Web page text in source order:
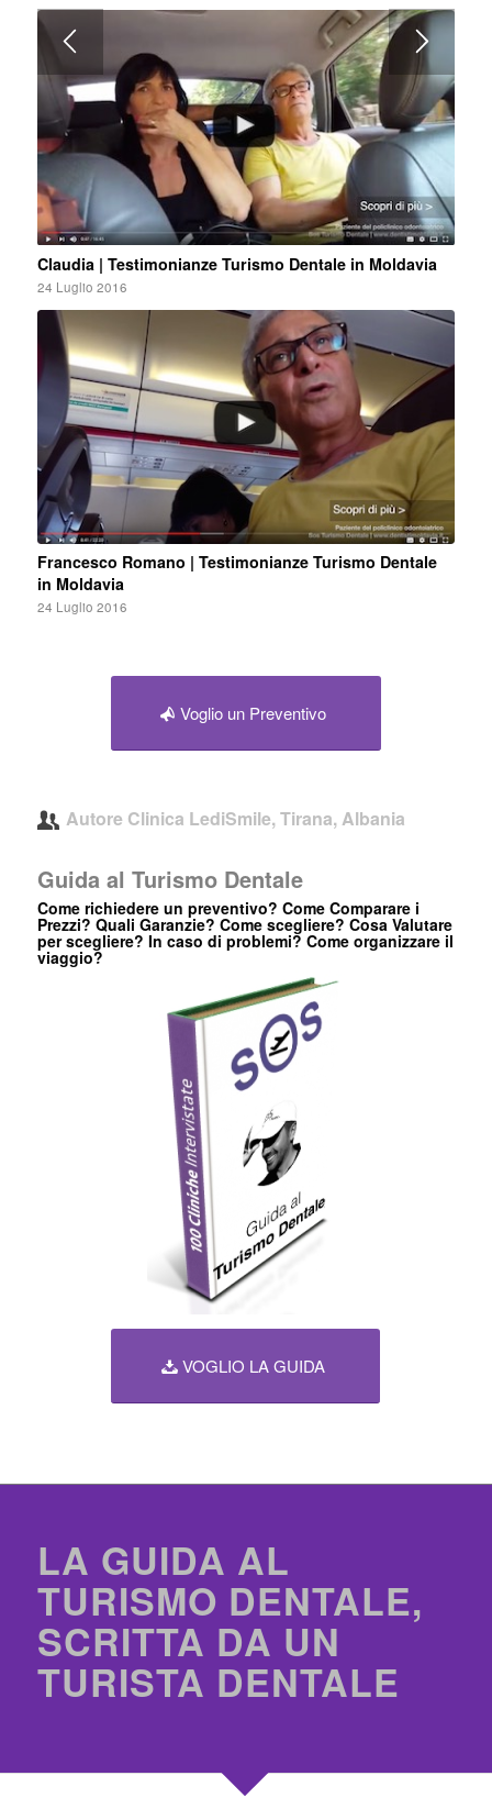
Claudia | Testimonianze Turismo Dentale in Moldavia
24 Luglio 2016
Francesco Romano | Testimonianze Turismo Dentale
in Moldavia
24 Luglio 2016
Voglio un Preventivo
Autore Clinica LediSmile, Tirana, Albania
Guida al Turismo Dentale
Come richiedere un preventivo? Come Comparare i
Prezzi? Quali Garanzie? Come scegliere? Cosa Valutare
per scegliere? In caso di problemi? Come organizzare il
viaggio?
VOGLIO LA GUIDA
LA GUIDA AL
TURISMO DENTALE,
SCRITTA DA UN
TURISTA DENTALE